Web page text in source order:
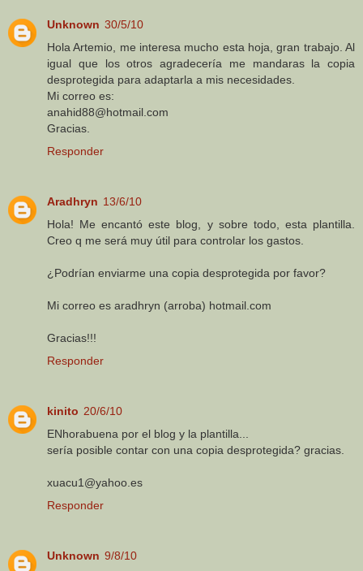
Unknown 30/5/10
Hola Artemio, me interesa mucho esta hoja, gran trabajo. Al
igual que los otros agradecería me mandaras la copia
desprotegida para adaptarla a mis necesidades.
Mi correo es:
anahid88@hotmail.com
Gracias.
Responder
Aradhryn 13/6/10
Hola! Me encantó este blog, y sobre todo, esta plantilla.
Creo q me será muy útil para controlar los gastos.
¿Podrían enviarme una copia desprotegida por favor?
Mi correo es aradhryn (arroba) hotmail.com
Gracias!!!
Responder
kinito 20/6/10
ENhorabuena por el blog y la plantilla...
sería posible contar con una copia desprotegida? gracias.
xuacu1@yahoo.es
Responder
Unknown 9/8/10